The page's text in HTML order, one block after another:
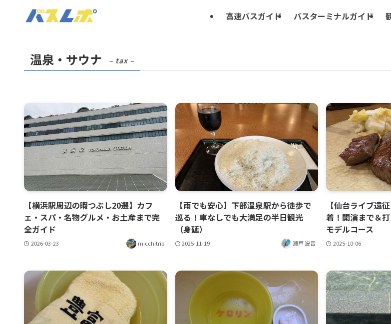
高速バスガイド バスターミナルガイド
温泉・サウナ – tax –
【横浜駅周辺の暇つぶし20選】カフ
ェ・スパ・名物グルメ・お土産まで完
全ガイド
2026-03-23 micchitrip
【雨でも安心】下部温泉駅から徒歩で
巡る！車なしでも大満足の半日観光
（身延）
2025-11-19 瀬戸 波音
【仙台ライブ遠
着！開演まで＆
モデルコース
2025-10-06